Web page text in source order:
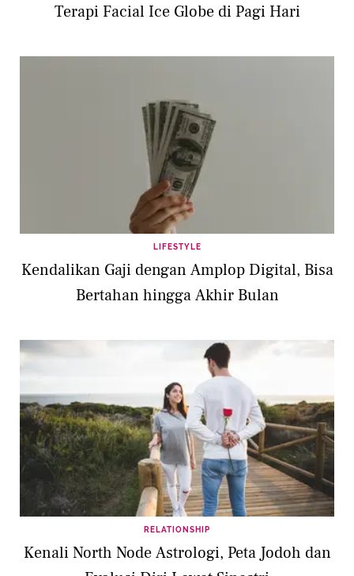
Terapi Facial Ice Globe di Pagi Hari
LIFESTYLE
Kendalikan Gaji dengan Amplop Digital, Bisa
Bertahan hingga Akhir Bulan
RELATIONSHIP
Kenali North Node Astrologi, Peta Jodoh dan